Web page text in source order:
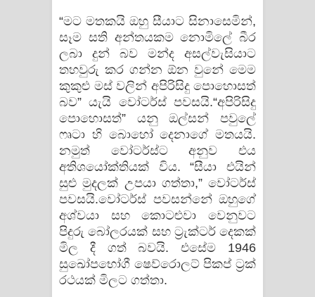
“මට මතකයි ඔහු සීයාට සිනාසෙමින්,
සෑම සති අන්තයකම නොමිලේ බීර
ලබා දුන් බව මන්ද අසල්වැසියාට
තහවුරු කර ගන්න ඕන වුනේ මෙම
කුකුළු මස් වලින් අපිරිසිදු පොහොසත්
බව” යැයි වෝටර්ස් පවසයි.“අපිරිසිදු
පොහොසත්” යනු ඔල්සන් පවුලේ
ෆෘටා හි බොහෝ දෙනාගේ මතයයි.
නමුත් වෝටර්ස්ට අනුව එය
අතිශයෝක්තියක් විය. “සීයා එයින්
සුළු මුදලක් උපයා ගත්තා,” වෝටර්ස්
පවසයි.වෝටර්ස් පවසන්නේ ඔහුගේ
අශ්වයා සහ කොටළුවා වෙනුවට
පිදුරු බෝලරයක් සහ ට්‍රැක්ටර් දෙකක්
මිල දී ගත් බවයි. එසේම 1946
සුඛෝපභෝගී ෂෙව්රොලට් පිකප් ට්‍රක්
රථයක් මිලට ගත්තා.